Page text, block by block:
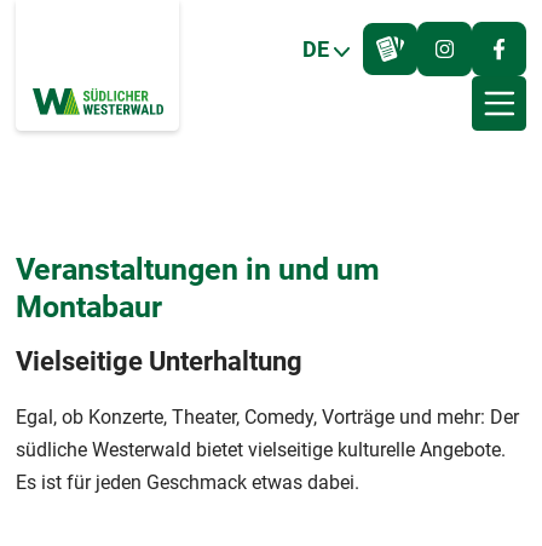
DE
Veranstaltungen in und um
Montabaur
Vielseitige Unterhaltung
Egal, ob Konzerte, Theater, Comedy, Vorträge und mehr: Der
südliche Westerwald bietet vielseitige kulturelle Angebote.
Es ist für jeden Geschmack etwas dabei.